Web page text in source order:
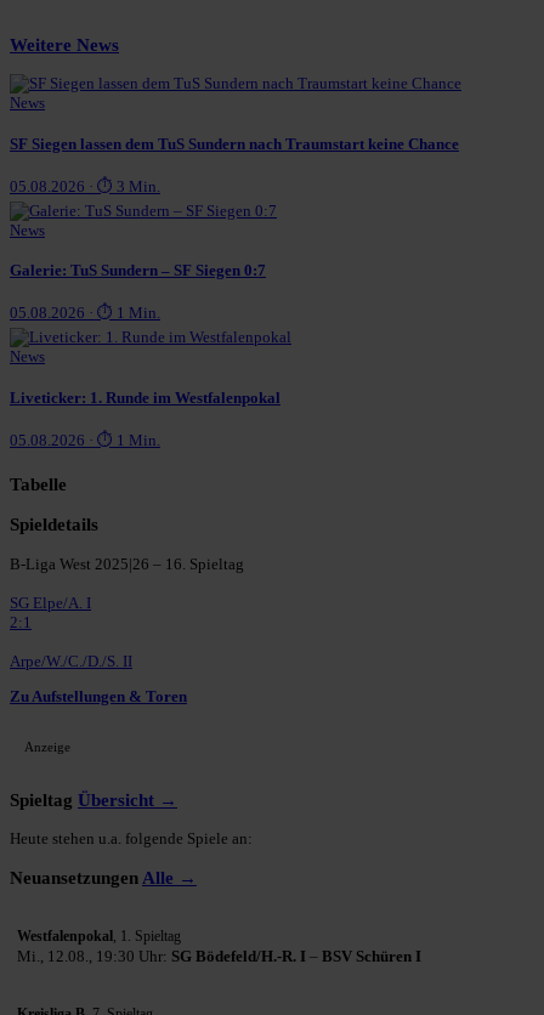
Weitere News
News
SF Siegen lassen dem TuS Sundern nach Traumstart keine Chance
05.08.2026 · ⏱ 3 Min.
News
Galerie: TuS Sundern – SF Siegen 0:7
05.08.2026 · ⏱ 1 Min.
News
Liveticker: 1. Runde im Westfalenpokal
05.08.2026 · ⏱ 1 Min.
Tabelle
Spieldetails
B-Liga West 2025|26 – 16. Spieltag
SG Elpe/A. I
2:1
Arpe/W./C./D./S. II
Zu Aufstellungen & Toren
Anzeige
Spieltag Übersicht →
Heute stehen u.a. folgende Spiele an:
Neuansetzungen Alle →
Westfalenpokal , 1. Spieltag
Mi., 12.08., 19:30 Uhr: SG Bödefeld/H.-R. I – BSV Schüren I